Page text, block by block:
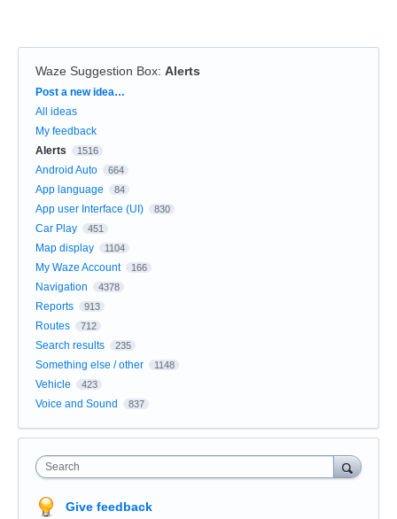
Waze Suggestion Box: Alerts
Categories
Post a new idea…
All ideas
My feedback
Alerts
1516
Android Auto 664
App language 84
App user Interface (UI) 830
Car Play 451
Map display 1104
My Waze Account 166
Navigation 4378
Reports 913
Routes 712
Search results 235
Something else / other 1148
Vehicle 423
Voice and Sound 837
Search
Give feedback